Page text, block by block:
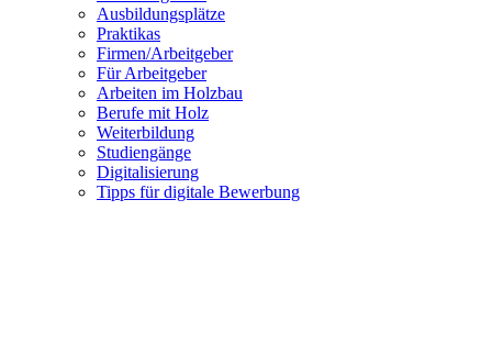
Ausbildungsplätze
Praktikas
Firmen/Arbeitgeber
Für Arbeitgeber
Arbeiten im Holzbau
Berufe mit Holz
Weiterbildung
Studiengänge
Digitalisierung
Tipps für digitale Bewerbung